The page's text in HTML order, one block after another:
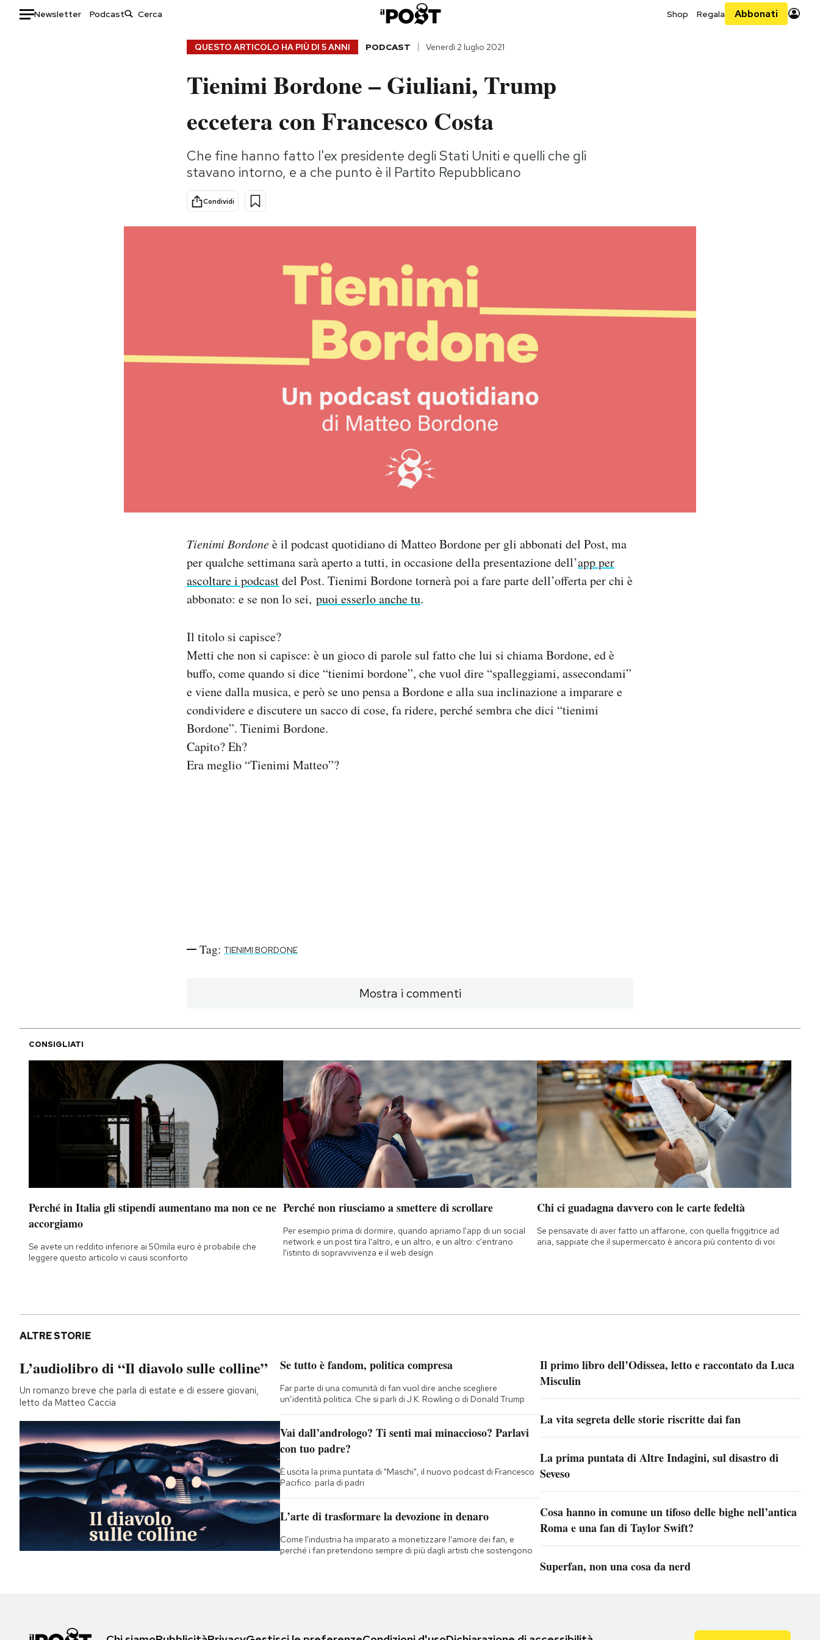
Newsletter Podcast Shop Regala Abbonati
Storie/Idee
Ok Boomer!
Altrecose
QUESTO ARTICOLO HA PIÙ DI 5 ANNI PODCAST Venerdì 2 luglio 2021
Tienimi Bordone – Giuliani, Trump
eccetera con Francesco Costa
Che fine hanno fatto l'ex presidente degli Stati Uniti e quelli che gli
stavano intorno, e a che punto è il Partito Repubblicano
Condividi
Tienimi Bordoneè il podcast quotidiano di Matteo Bordone per gli abbonati del Post, ma
per qualche settimana sarà aperto a tutti, in occasione della presentazione dell’app per
ascoltare i podcastdel Post. Tienimi Bordone tornerà poi a fare parte dell’offerta per chi è
abbonato: e se non lo sei, puoi esserlo anche tu.
Il titolo si capisce?
Metti che non si capisce: è un gioco di parole sul fatto che lui si chiama Bordone, ed è
buffo, come quando si dice “tienimi bordone”, che vuol dire “spalleggiami, assecondami”
e viene dalla musica, e però se uno pensa a Bordone e alla sua inclinazione a imparare e
condividere e discutere un sacco di cose, fa ridere, perché sembra che dici “tienimi
Bordone”. Tienimi Bordone.
Capito? Eh?
Era meglio “Tienimi Matteo”?
Tag: TIENIMI BORDONE
Mostra i commenti
CONSIGLIATI
Perché in Italia gli stipendi aumentano ma non ce ne
accorgiamo
Se avete un reddito inferiore ai 50mila euro è probabile che
leggere questo articolo vi causi sconforto
Perché non riusciamo a smettere di scrollare
Per esempio prima di dormire, quando apriamo l'app di un social
network e un post tira l'altro, e un altro, e un altro: c'entrano
l'istinto di sopravvivenza e il web design
Chi ci guadagna davvero con le carte fedeltà
Se pensavate di aver fatto un affarone, con quella friggitrice ad
aria, sappiate che il supermercato è ancora più contento di voi
ALTRE STORIE
L’audiolibro di “Il diavolo sulle colline”
Un romanzo breve che parla di estate e di essere giovani,
letto da Matteo Caccia
Se tutto è fandom, politica compresa
Far parte di una comunità di fan vuol dire anche scegliere
un’identità politica. Che si parli di J.K. Rowling o di Donald Trump
Vai dall’andrologo? Ti senti mai minaccioso? Parlavi
con tuo padre?
È uscita la prima puntata di "Maschi", il nuovo podcast di Francesco
Pacifico: parla di padri
L’arte di trasformare la devozione in denaro
Come l'industria ha imparato a monetizzare l'amore dei fan, e
perché i fan pretendono sempre di più dagli artisti che sostengono
Il primo libro dell’Odissea, letto e raccontato da Luca
Misculin
La vita segreta delle storie riscritte dai fan
La prima puntata di Altre Indagini, sul disastro di
Seveso
Cosa hanno in comune un tifoso delle bighe nell’antica
Roma e una fan di Taylor Swift?
Superfan, non una cosa da nerd